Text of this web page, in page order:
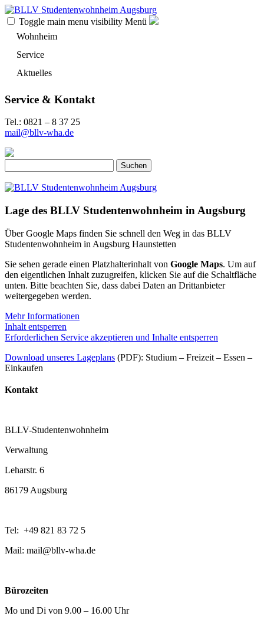
Toggle main menu visibility Menü
Wohnheim
Service
Aktuelles
Service & Kontakt
Tel.: 0821 – 8 37 25
mail@bllv-wha.de
nach:
Lage des BLLV Studentenwohnheim in Augsburg
Über Google Maps finden Sie schnell den Weg in das BLLV
Studentenwohnheim in Augsburg Haunstetten
Sie sehen gerade einen Platzhalterinhalt von Google Maps. Um auf
den eigentlichen Inhalt zuzugreifen, klicken Sie auf die Schaltfläche
unten. Bitte beachten Sie, dass dabei Daten an Drittanbieter
weitergegeben werden.
Mehr Informationen
Inhalt entsperren
Erforderlichen Service akzeptieren und Inhalte entsperren
Download unseres Lageplans (PDF): Studium – Freizeit – Essen –
Einkaufen
Kontakt
BLLV-Studentenwohnheim
Verwaltung
Leharstr. 6
86179 Augsburg
Tel: +49 821 83 72 5
Mail: mail@bllv-wha.de
Bürozeiten
Mo und Di von 9.00 – 16.00 Uhr